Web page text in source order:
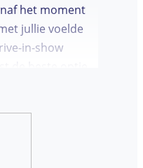
het moment
jullie voelde
in-show
de beste optie
zich af waar ik